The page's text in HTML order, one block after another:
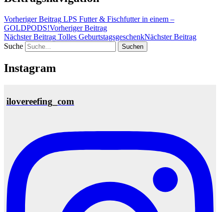
Vorheriger Beitrag LPS Futter & Fischfutter in einem –
GOLDPODS!Vorheriger Beitrag
Nächster Beitrag Tolles GeburtstagsgeschenkNächster Beitrag
Suche
Instagram
ilovereefing_com